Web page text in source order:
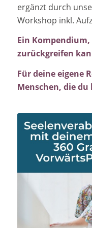
ergänzt durch
Workshop inkl.
Ein
zurückgreifen
Für deine eigene
Menschen, die du